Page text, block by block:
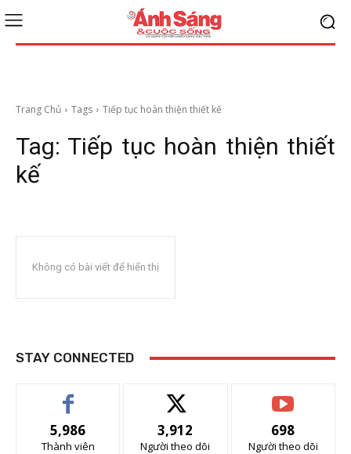
Trang Chủ Tags Tiếp tục hoàn thiện thiết kế
Tag: Tiếp tục hoàn thiện thiết
kế
Không có bài viết để hiển thị
STAY CONNECTED
5,986
Thành viên
3,912
Người theo dõi
698
Người theo dõi